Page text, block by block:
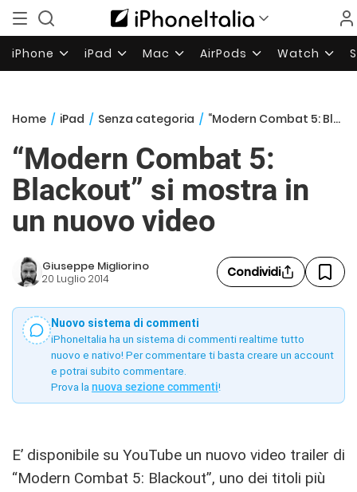
iPhone iPad Mac AirPods Watch
Home / iPad / Senza categoria / “Modern Combat 5: Blackout” si mostra in un nuovo video
“Modern Combat 5:
Blackout” si mostra in
un nuovo video
Giuseppe Migliorino
20 Luglio 2014 Condividi
Nuovo sistema di commenti
iPhoneItalia ha un sistema di commenti realtime tutto
nuovo e nativo! Per commentare ti basta creare un account
e potrai subito commentare.
Prova la nuova sezione commenti!
E’ disponibile su YouTube un nuovo video trailer di
“Modern Combat 5: Blackout”, uno dei titoli più